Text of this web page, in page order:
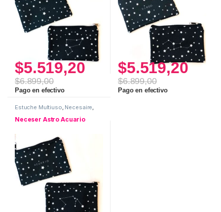
$5.519,20
$6.899,00
Pago en efectivo
$5.519,20
$6.899,00
Pago en efectivo
Estuche Multiuso Necesaire
Uso personal
Neceser Astro Acuario